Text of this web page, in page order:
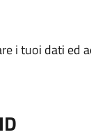
i tuoi dati ed